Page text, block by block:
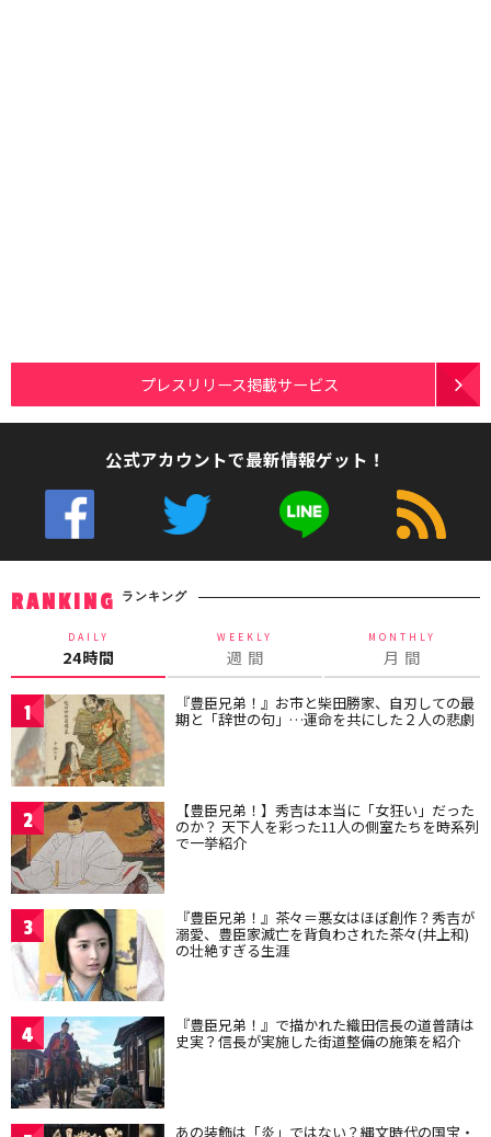
プレスリリース掲載サービス
公式アカウントで最新情報ゲット！
RANKING ランキング
DAILY
24時間
WEEKLY
週 間
MONTHLY
月 間
1 『豊臣兄弟！』お市と柴田勝家、自刃しての最
期と「辞世の句」…運命を共にした２人の悲劇
2 【豊臣兄弟！】秀吉は本当に「女狂い」だった
のか？ 天下人を彩った11人の側室たちを時系列
で一挙紹介
3 『豊臣兄弟！』茶々＝悪女はほぼ創作？秀吉が
溺愛、豊臣家滅亡を背負わされた茶々(井上和)
の壮絶すぎる生涯
4 『豊臣兄弟！』で描かれた織田信長の道普請は
史実？信長が実施した街道整備の施策を紹介
あの装飾は「炎」ではない？縄文時代の国宝・